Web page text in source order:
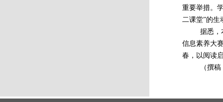
重要举措。
二课堂”的生
据悉，本
信息素养大
春，以阅读
（撰稿：